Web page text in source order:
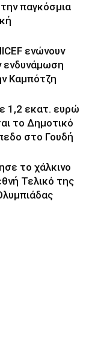
παγκόσμια
ενώνουν
ενδυνάμωση
Καμπότζη
1,2 εκατ. ευρώ
το Δημοτικό
στο Γουδή
το χάλκινο
Τελικό της